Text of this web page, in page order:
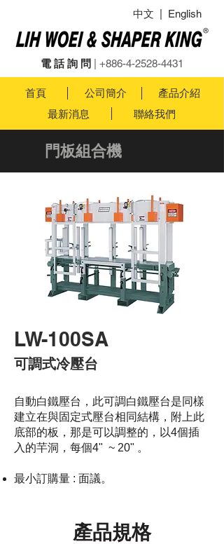
中文 English
電 話 詢 問 +886-4-2528-4431
首頁 產品介紹
公司簡介
最新消息
聯絡我們
門板組合機
LW-100SA
可調式冷壓台
自動白鐵壓台，此可調白鐵壓台是同樣
建立在與固定式壓台相同結構，附上此
底部的板，那是可以調整的，以4個插
入的芉洞，每個4" ~ 20" 。
最小訂購量 : 面議。
產品規格